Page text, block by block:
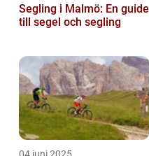
Segling i Malmö: En guide
till segel och segling